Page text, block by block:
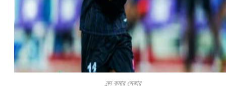
নন্দ কুমার সেকার